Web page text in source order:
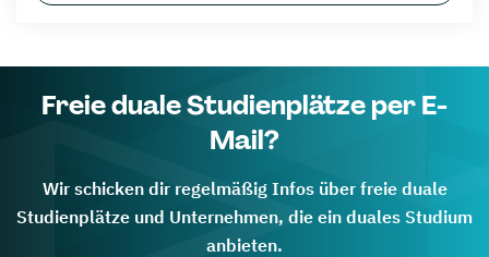
Freie duale Studienplätze per E-
Mail?
Wir schicken dir regelmäßig Infos über freie duale
Studienplätze und Unternehmen, die ein duales Studium
anbieten.